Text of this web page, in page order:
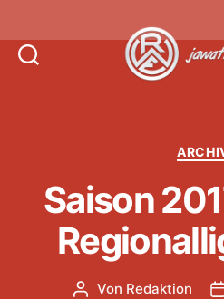
Saison
Beitragsautor
Von Redaktion